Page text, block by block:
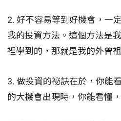
2. 好不容易等到好機會，一
我的投資方法。這個方法是
裡學到的，那就是我的外曾祖
3. 做投資的祕訣在於，你能
的大機會出現時，你能看懂